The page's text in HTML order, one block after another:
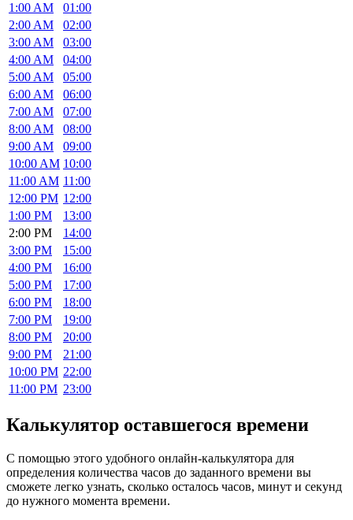
1:00 AM
01:00
2:00 AM
02:00
3:00 AM
03:00
4:00 AM
04:00
5:00 AM
05:00
6:00 AM
06:00
7:00 AM
07:00
8:00 AM
08:00
9:00 AM
09:00
10:00 AM 10:00
11:00 AM 11:00
12:00 PM 12:00
1:00 PM
13:00
2:00 PM
14:00
3:00 PM
15:00
4:00 PM
16:00
5:00 PM
17:00
6:00 PM
18:00
7:00 PM
19:00
8:00 PM
20:00
9:00 PM
21:00
10:00 PM 22:00
11:00 PM 23:00
Калькулятор оставшегося времени
С помощью этого удобного онлайн-калькулятора для
определения количества часов до заданного времени вы
сможете легко узнать, сколько осталось часов, минут и секунд
до нужного момента времени.